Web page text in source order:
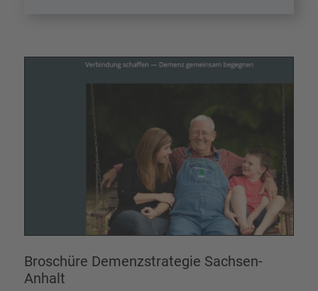
Broschüre Demenzstrategie Sachsen-
Anhalt